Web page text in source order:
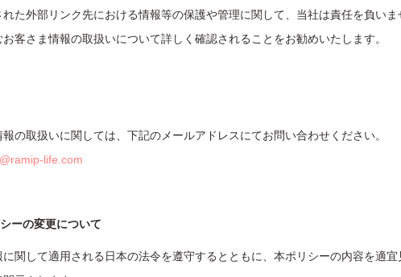
た外部リンク先における情報等の保護や管理に関して、当社は責任を負い
客さま情報の取扱いについて詳しく確認されることをお勧めいたします。
の取扱いに関しては、下記のメールアドレスにてお問い合わせください。
life.com
ーの変更について
関して適用される日本の法令を遵守するとともに、本ポリシーの内容を適